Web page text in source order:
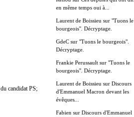
en même temps oui à...
Laurent de Boissieu sur "Tuons le
bourgeois". Décryptage.
GdeC sur "Tuons le bourgeois".
Décryptage.
Frankie Perussault sur "Tuons le
bourgeois". Décryptage.
Laurent de Boissieu sur Discours
d'Emmanuel Macron devant les
évêques...
Fabien sur Discours d'Emmanuel
candidat PS;